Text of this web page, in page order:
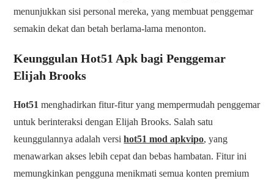
menunjukkan sisi personal mereka, yang membuat penggemar
semakin dekat dan betah berlama-lama menonton.
Keunggulan Hot51 Apk bagi Penggemar
Elijah Brooks
Hot51 menghadirkan fitur-fitur yang mempermudah penggemar
untuk berinteraksi dengan Elijah Brooks. Salah satu
keunggulannya adalah versihot51 mod apkvipo, yang
menawarkan akses lebih cepat dan bebas hambatan. Fitur ini
memungkinkan pengguna menikmati semua konten premium